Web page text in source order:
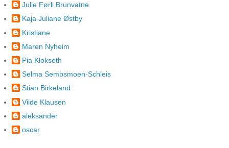
Julie Førli Brunvatne
Kaja Juliane Østby
Kristiane
Maren Nyheim
Pia Klokseth
Selma Sembsmoen-Schleis
Stian Birkeland
Vilde Klausen
aleksander
oscar